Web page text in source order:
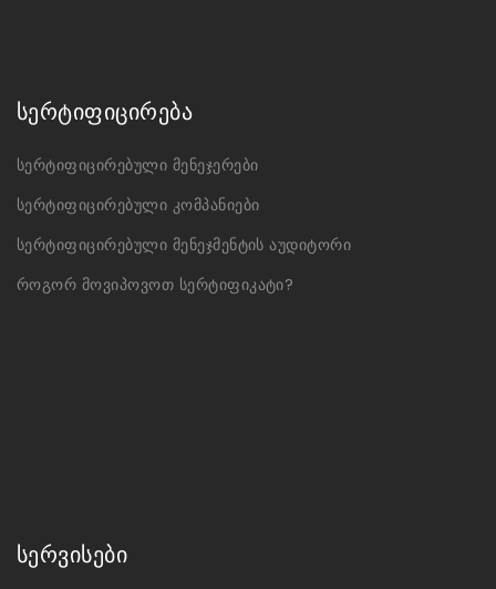
სერტიფიცირება
სერტიფიცირებული მენეჯერები
სერტიფიცირებული კომპანიები
სერტიფიცირებული მენეჯმენტის აუდიტორი
როგორ მოვიპოვოთ სერტიფიკატი?
სერვისები